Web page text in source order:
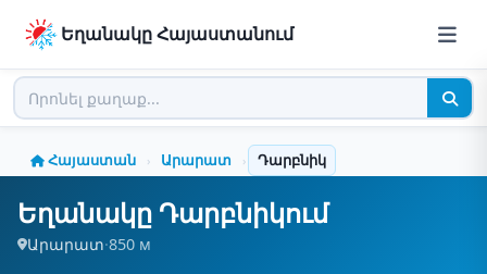
Եղանակը Հայաստանում
Հայաստան › Արարատ › Դարբնիկ
Եղանակը Դարբնիկում
Արարատ·850 м